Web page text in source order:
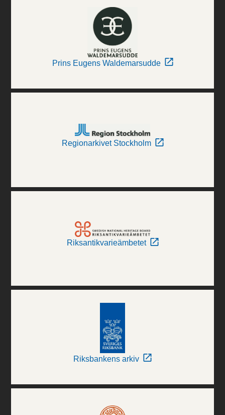
Prins Eugens Waldemarsudde
Regionarkivet Stockholm
Riksantikvarieämbetet
Riksbankens arkiv